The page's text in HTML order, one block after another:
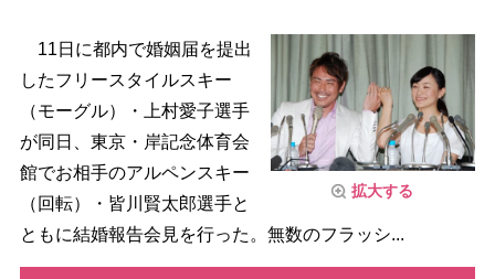
拡大する
11日に都内で婚姻届を提出
したフリースタイルスキー
（モーグル）・上村愛子選手
が同日、東京・岸記念体育会
館でお相手のアルペンスキー
（回転）・皆川賢太郎選手と
ともに結婚報告会見を行った。無数のフラッシ...